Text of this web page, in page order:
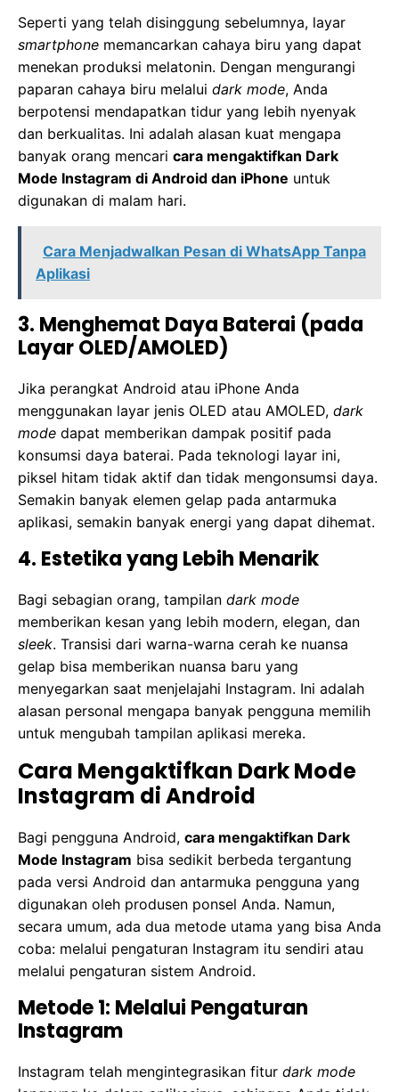
Seperti yang telah disinggung sebelumnya, layar
smartphone memancarkan cahaya biru yang dapat
menekan produksi melatonin. Dengan mengurangi
paparan cahaya biru melalui dark mode, Anda
berpotensi mendapatkan tidur yang lebih nyenyak
dan berkualitas. Ini adalah alasan kuat mengapa
banyak orang mencari cara mengaktifkan Dark
Mode Instagram di Android dan iPhone untuk
digunakan di malam hari.
Cara Menjadwalkan Pesan di WhatsApp Tanpa
Aplikasi
3. Menghemat Daya Baterai (pada
Layar OLED/AMOLED)
Jika perangkat Android atau iPhone Anda
menggunakan layar jenis OLED atau AMOLED, dark
mode dapat memberikan dampak positif pada
konsumsi daya baterai. Pada teknologi layar ini,
piksel hitam tidak aktif dan tidak mengonsumsi daya.
Semakin banyak elemen gelap pada antarmuka
aplikasi, semakin banyak energi yang dapat dihemat.
4. Estetika yang Lebih Menarik
Bagi sebagian orang, tampilan dark mode
memberikan kesan yang lebih modern, elegan, dan
sleek. Transisi dari warna-warna cerah ke nuansa
gelap bisa memberikan nuansa baru yang
menyegarkan saat menjelajahi Instagram. Ini adalah
alasan personal mengapa banyak pengguna memilih
untuk mengubah tampilan aplikasi mereka.
Cara Mengaktifkan Dark Mode
Instagram di Android
Bagi pengguna Android, cara mengaktifkan Dark
Mode Instagram bisa sedikit berbeda tergantung
pada versi Android dan antarmuka pengguna yang
digunakan oleh produsen ponsel Anda. Namun,
secara umum, ada dua metode utama yang bisa Anda
coba: melalui pengaturan Instagram itu sendiri atau
melalui pengaturan sistem Android.
Metode 1: Melalui Pengaturan
Instagram
Instagram telah mengintegrasikan fitur dark mode